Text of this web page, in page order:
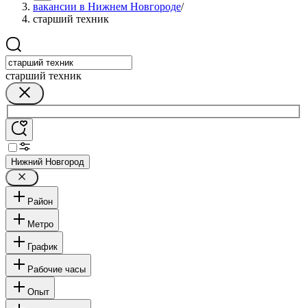
вакансии в Нижнем Новгороде/
старший техник
старший техник
Нижний Новгород
Район
Метро
График
Рабочие часы
Опыт